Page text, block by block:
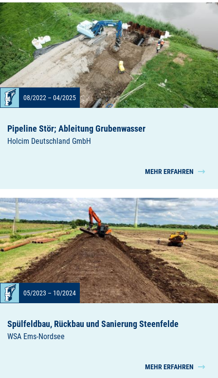
08/2022 – 04/2025
Pipeline Stör; Ableitung Grubenwasser
Holcim Deutschland GmbH
MEHR ERFAHREN
05/2023 – 10/2024
Spülfeldbau, Rückbau und Sanierung Steenfelde
WSA Ems-Nordsee
MEHR ERFAHREN